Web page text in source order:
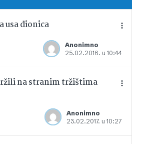
usa dionica
Anonimno
25.02.2016. u 10:44
Dodajte u favorite
na stranim tržištima
Anonimno
23.02.2017. u 10:27
Dodajte u favorite